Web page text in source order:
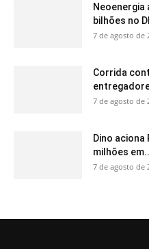
Neoenergia
bilhões no
7 de agosto de
Corrida
7 de agosto de
Dino aciona
milhões
7 de agosto de